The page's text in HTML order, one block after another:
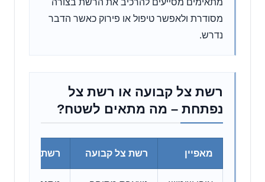
מתאימים מסייעים להרכיב את הרשת בצורה
מסודרת ולאפשר טיפול או פירוק כאשר הדבר
נדרש.
רשת צל קבועה או רשת צל
נפתחת – מה מתאים לשטח?
מאפיין רשת צל קבועה רשת צל